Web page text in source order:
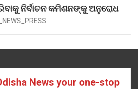
ନିର୍ବାଚନ କମିଶନଙ୍କୁ ଅନୁରୋଧ
News your one-stop